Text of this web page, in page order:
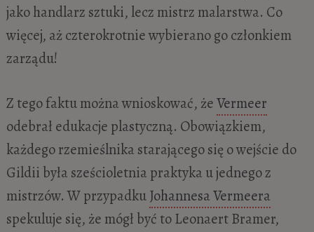
jako handlarz sztuki, lecz mistrz malarstwa. Co
więcej, aż czterokrotnie wybierano go członkiem
zarządu!
Z tego faktu można wnioskować, żeVermeer
odebrał edukacje plastyczną. Obowiązkiem,
każdego rzemieślnika starającego się o wejście do
Gildii była sześcioletnia praktyka u jednego z
mistrzów. W przypadkuJohannesa Vermeera
spekuluje się, że mógł być to Leonaert Bramer,